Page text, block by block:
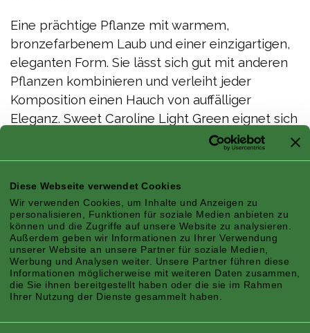
Diese Webseite verwendet Cookies
Wir verwenden Cookies, um Inhalte und Anzeigen zu
personalisieren, Funktionen für soziale Medien anbieten zu
können und die Zugriffe auf unsere Website zu analysieren.
Außerdem geben wir Informationen zu Ihrer Verwendung
unserer Website an unsere Partner für soziale Medien,
Werbung und Analysen weiter. Unsere Partner führen diese
Informationen möglicherweise mit weiteren Daten zusammen,
die Sie ihnen bereitgestellt haben oder die sie im Rahmen
Ihrer Nutzung der Dienste gesammelt haben.
Eine prächtige Pflanze mit warmem,
bronzefarbenem Laub und einer einzigartigen,
eleganten Form. Sie lässt sich gut mit anderen
Pflanzen kombinieren und verleiht jeder
Komposition einen Hauch von auffälliger
Eleganz. Sweet Caroline Light Green eignet sich
für Beete, Töpfe und Hängekörbe
und Wuchskraft.
Höhe x Ausbreitung/Trail: 50 x 50 cm
Eigenschaften